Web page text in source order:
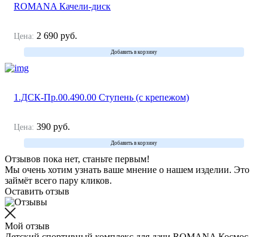
ROMANA Качели-диск
Цена: 2 690 руб.
Добавить в корзину
1.ДСК-Пр.00.490.00 Ступень (с крепежом)
Цена: 390 руб.
Добавить в корзину
Отзывов пока нет, станьте первым!
Мы очень хотим узнать ваше мнение о нашем изделии. Это
займёт всего пару кликов.
Оставить отзыв
Мой отзыв